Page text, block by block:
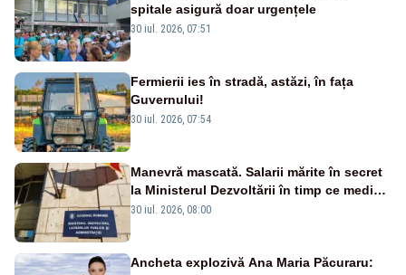
spitale asigură doar urgențele
30 iul. 2026, 07:51
Fermierii ies în stradă, astăzi, în fața
Guvernului!
30 iul. 2026, 07:54
Manevră mascată. Salarii mărite în secret
la Ministerul Dezvoltării în timp ce medicii
ies în stradă
30 iul. 2026, 08:00
Ancheta explozivă Ana Maria Păcuraru: